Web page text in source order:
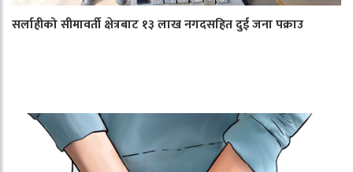
सर्लाहीको सीमावर्ती क्षेत्रबाट १३ लाख नगदसहित दुई जना पक्राउ